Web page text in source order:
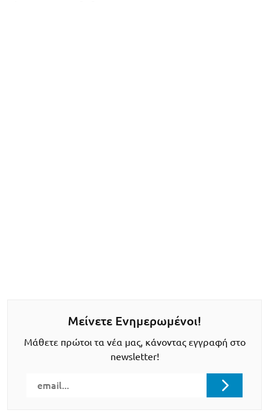
Μείνετε Ενημερωμένοι!
Μάθετε πρώτοι τα νέα μας, κάνοντας εγγραφή στο
newsletter!